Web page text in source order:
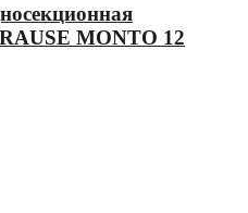
MONTO 12